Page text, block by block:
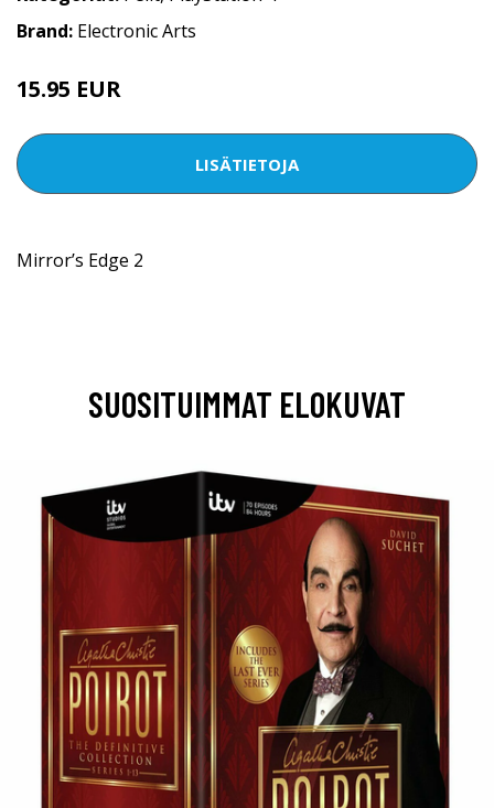
Brand: Electronic Arts
15.95 EUR
LISÄTIETOJA
Mirror’s Edge 2
SUOSITUIMMAT ELOKUVAT